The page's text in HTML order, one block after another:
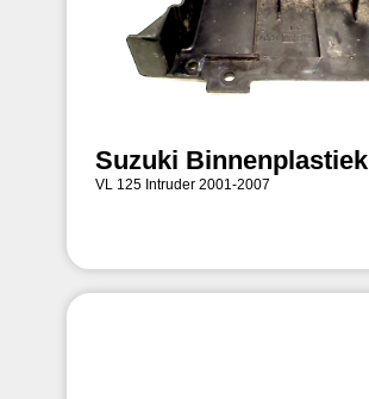
Suzuki Binnenplastiek
VL 125 Intruder 2001-2007